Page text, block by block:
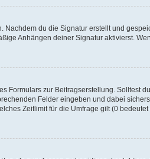
du die Signatur erstellt und
Anhängen deiner Signatur aktivierst.
Formulars zur Beitragserstellung. Solltest
Felder eingeben und dabei
Zeitlimit für die Umfrage gilt (0